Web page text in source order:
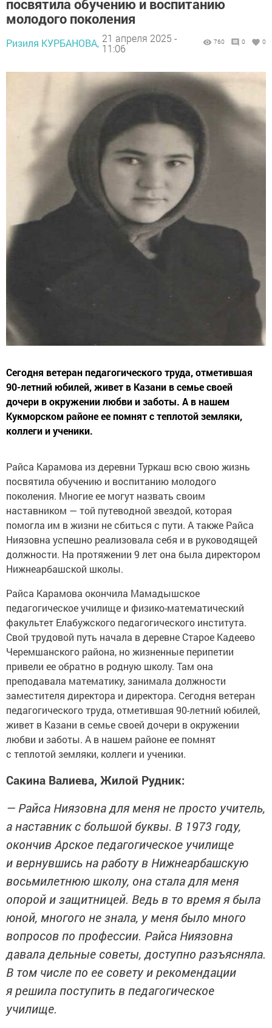
посвятила обучению и воспитанию
молодого поколения
Ризиля КУРБАНОВА, 21 апреля 2025 -
11:06
760 0 0
Сегодня ветеран педагогического труда, отметившая
90-летний юбилей, живет в Казани в семье своей
дочери в окружении любви и заботы. А в нашем
Кукморском районе ее помнят с теплотой земляки,
коллеги и ученики.
Райса Карамова из деревни Туркаш всю свою жизнь
посвятила обучению и воспитанию молодого
поколения. Многие ее могут назвать своим
наставником — той путеводной звездой, которая
помогла им в жизни не сбиться с пути. А также Райса
Ниязовна успешно реализовала себя и в руководящей
должности. На протяжении 9 лет она была директором
Нижнеарбашской школы.
Райса Карамова окончила Мамадышское
педагогическое училище и физико-математический
факультет Елабужского педагогического института.
Свой трудовой путь начала в деревне Старое Кадеево
Черемшанского района, но жизненные перипетии
привели ее обратно в родную школу. Там она
преподавала математику, занимала должности
заместителя директора и директора. Сегодня ветеран
педагогического труда, отметившая 90-летний юбилей,
живет в Казани в семье своей дочери в окружении
любви и заботы. А в нашем районе ее помнят
с теплотой земляки, коллеги и ученики.
Сакина Валиева, Жилой Рудник:
— Райса Ниязовна для меня не просто учитель,
а наставник с большой буквы. В 1973 году,
окончив Арское педагогическое училище
и вернувшись на работу в Нижнеарбашскую
восьмилетнюю школу, она стала для меня
опорой и защитницей. Ведь в то время я была
юной, многого не знала, у меня было много
вопросов по профессии. Райса Ниязовна
давала дельные советы, доступно разъясняла.
В том числе по ее совету и рекомендации
я решила поступить в педагогическое
училище.